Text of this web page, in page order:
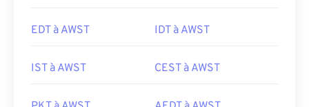
EDT à AWST IDT à AWST
IST à AWST CEST à AWST